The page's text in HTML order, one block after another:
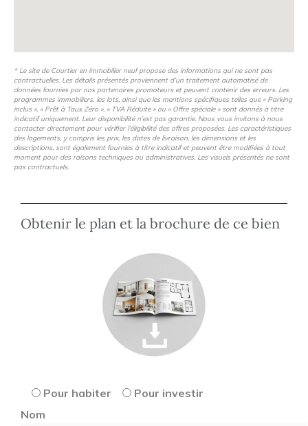
magnifique îlot paysager, véritable havre de paix arboré,
surmonté d'un cèdre centenaire, qui confère à notre
résidence un caractère unique et authentique.
Contactez vite un de nos conseillers pour découvrir
tous nos appartements neufs et pour concrétiser
votre projet immobilier à Valence
Prix indicatifs, non contractuels, modifiables sans préavis
* Le site de Courtier en immobilier neuf propose des informations qui ne sont pas
contractuelles. Les détails présentés proviennent d’un traitement automatisé de
données fournies par nos partenaires promoteurs et peuvent contenir des erreurs. Les
programmes immobiliers, les lots, ainsi que les mentions spécifiques telles que « Parking
inclus », « Prêt à Taux Zéro », « TVA Réduite » ou « Offre spéciale » sont donnés à titre
indicatif uniquement. Leur disponibilité n’est pas garantie. Nous vous invitons à nous
contacter directement pour vérifier l’éligibilité des offres proposées. Les caractéristiques
des logements, y compris les prix, les dates de livraison, les dimensions et les
descriptions, sont également fournies à titre indicatif et peuvent être modifiées à tout
moment pour des raisons techniques ou administratives. Les visuels présentés ne sont
pas contractuels.
Obtenir le plan et la brochure de ce bien
Pour habiter
Pour investir
Nom